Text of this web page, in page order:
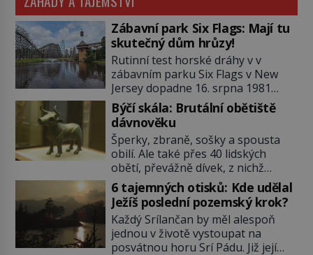
Zábavní park Six Flags: Mají tu
skutečný dům hrůzy!
Rutinní test horské dráhy v v
zábavním parku Six Flags v New
Jersey dopadne 16. srpna 1981
katastrofou. 20letý technik Scott
Tyler se zřítí na zem! Zranění jsou
neslučitelná se životem. „Nepoužil
bezpečnostní zábranu,“ osvětlí
smrtelnou nehodu tiskový mluvčí
parku a vyšetřovatelé mu dávají za
pravdu: „Atrakce je v pořádku.“ A
pak přijde srpen roku […]
Býčí skála: Brutální obětiště
dávnověku
Šperky, zbraně, sošky a spousta
obilí. Ale také přes 40 lidských
obětí, převážně dívek, z nichž
některým rozetnou hlavu a
useknou končetiny. To je slavný
halštatský pohřeb. V Evropě
nevídaný objev, který dodnes
neumíme vysvětlit… Jeho koníčkem
je „slepá jeskynní zvířena“, a díky
6 tajemných otisků: Kde udělal
Ježíš poslední pozemský krok?
Každý Srílančan by měl alespoň
jednou v životě vystoupat na
posvátnou horu Srí Pádu. Již její